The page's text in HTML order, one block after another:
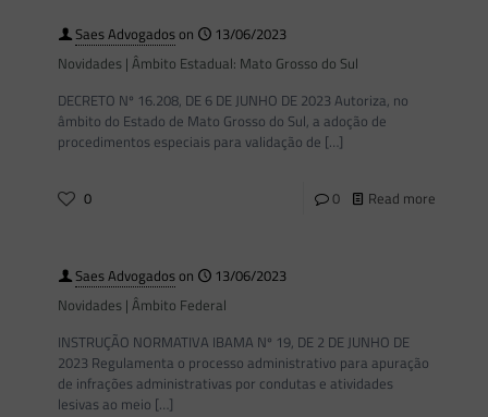
Saes Advogadoson
13/06/2023
Novidades | Âmbito Estadual: Mato Grosso do Sul
DECRETO Nº 16.208, DE 6 DE JUNHO DE 2023 Autoriza, no
âmbito do Estado de Mato Grosso do Sul, a adoção de
procedimentos especiais para validação de […]
0 0 Read more
Saes Advogadoson
13/06/2023
Novidades | Âmbito Federal
INSTRUÇÃO NORMATIVA IBAMA Nº 19, DE 2 DE JUNHO DE
2023 Regulamenta o processo administrativo para apuração
de infrações administrativas por condutas e atividades
lesivas ao meio […]